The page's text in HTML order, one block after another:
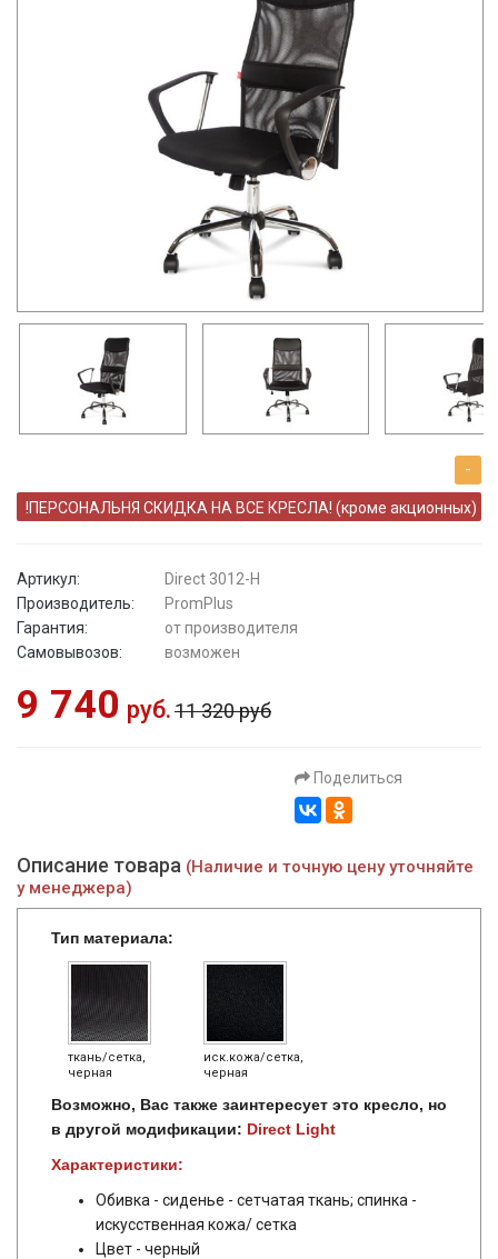
-
!ПЕРСОНАЛЬНЯ СКИДКА НА ВСЕ КРЕСЛА! (кроме акционных)
Артикул:
Direct 3012-H
Производитель:
PromPlus
Гарантия:
от производителя
Самовывозов:
возможен
9 740 руб.11 320 руб
Поделиться
Описание товара (Наличие и точную цену уточняйте
у менеджера)
Тип материала:
ткань/сетка,
черная
иск.кожа/сетка,
черная
Возможно, Вас также заинтересует это кресло, но
в другой модификации: Direct Light
Характеристики:
Обивка - сиденье - сетчатая ткань; спинка -
искусственная кожа/ сетка
Цвет - черный